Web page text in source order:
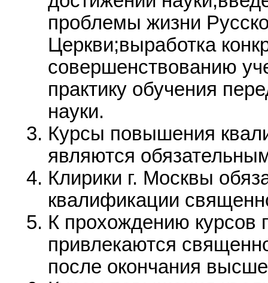
проблемы жизни
Церкви;выработка
совершенствованию
практику обучения
науки.
Курсы повышения
являются
Клирики г. Москвы
квалификации
К прохождению
привлекаются
после окончания